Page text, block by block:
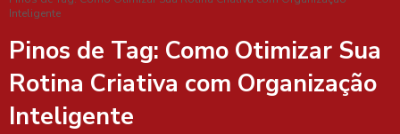
Inteligente
Pinos de Tag: Como Otimizar Sua
Rotina Criativa com Organização
Inteligente